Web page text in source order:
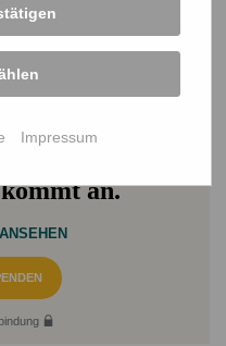
– NETZ
in der
an.
Impressum